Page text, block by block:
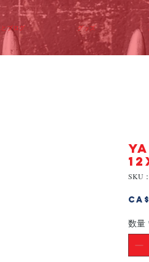
ブログ グッズ
SKU
数量